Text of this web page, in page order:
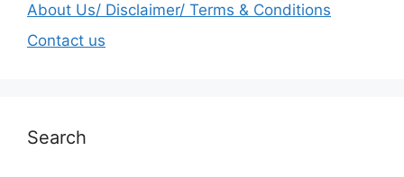
About Us/ Disclaimer/ Terms & Conditions
Contact us
Search